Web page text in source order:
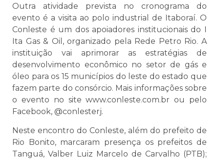
Outra atividade prevista no cronograma do
evento é a visita ao polo industrial de Itaboraí. O
Conleste é um dos apoiadores institucionais do I
Ita Gas & Oil, organizado pela Rede Petro Rio. A
instituição vai aprimorar as estratégias de
desenvolvimento econômico no setor de gás e
óleo para os 15 municípios do leste do estado que
fazem parte do consórcio. Mais informações sobre
o evento no site www.conleste.com.br ou pelo
Facebook, @conlesterj.
Neste encontro do Conleste, além do prefeito de
Rio Bonito, marcaram presença os prefeitos de
Tanguá, Valber Luiz Marcelo de Carvalho (PTB);